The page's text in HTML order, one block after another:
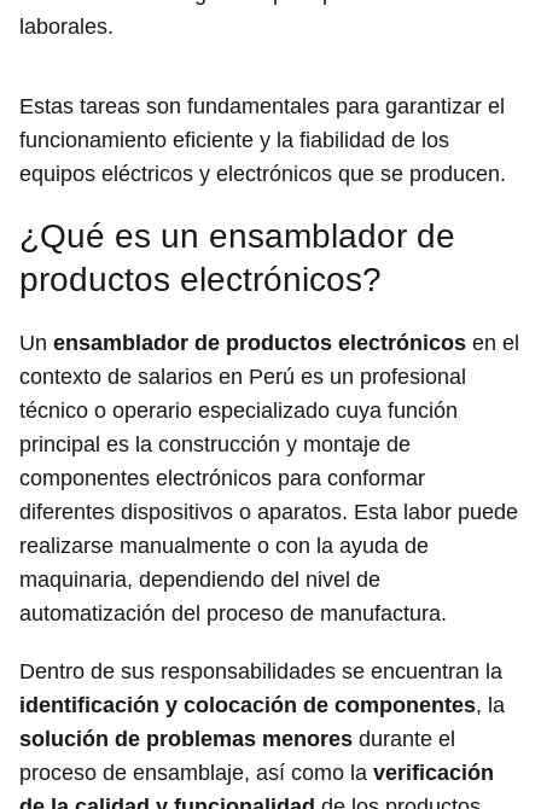
laborales.
Estas tareas son fundamentales para garantizar el
funcionamiento eficiente y la fiabilidad de los
equipos eléctricos y electrónicos que se producen.
¿Qué es un ensamblador de
productos electrónicos?
Un ensamblador de productos electrónicos en el
contexto de salarios en Perú es un profesional
técnico o operario especializado cuya función
principal es la construcción y montaje de
componentes electrónicos para conformar
diferentes dispositivos o aparatos. Esta labor puede
realizarse manualmente o con la ayuda de
maquinaria, dependiendo del nivel de
automatización del proceso de manufactura.
Dentro de sus responsabilidades se encuentran la
identificación y colocación de componentes, la
solución de problemas menores durante el
proceso de ensamblaje, así como la verificación